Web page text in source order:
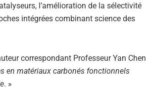
l’amélioration de la sélectivité
intégrées combinant science des
correspondant Professeur Yan Chen
en matériaux carbonés fonctionnels
. »